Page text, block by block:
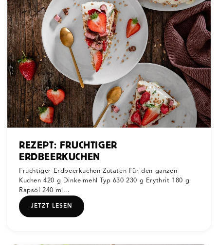
REZEPT: FRUCHTIGER
ERDBEERKUCHEN
Fruchtiger Erdbeerkuchen Zutaten Für den ganzen
Kuchen 420 g Dinkelmehl Typ 630 230 g Erythrit 180 g
Rapsöl 240 ml...
JETZT LESEN